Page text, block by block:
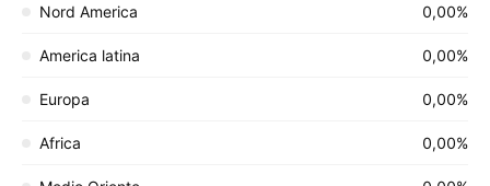
Nord America 0,00%
America latina 0,00%
Europa 0,00%
Africa 0,00%